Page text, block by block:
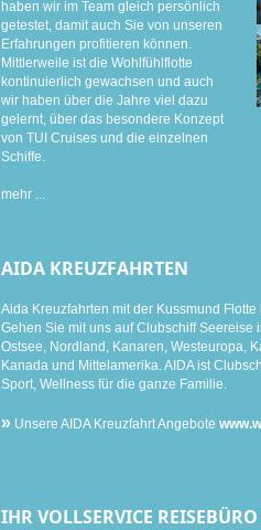
haben wir im Team gleich persönlich
getestet, damit auch Sie von unseren
Erfahrungen profitieren können.
Mittlerweile ist die Wohlfühlflotte
kontinuierlich gewachsen und auch
wir haben über die Jahre viel dazu
gelernt, über das besondere Konzept
von TUI Cruises und die einzelnen
Schiffe.
mehr ...
AIDA KREUZFAHRTEN
Aida Kreuzfahrten mit der Kussmund
Gehen Sie mit uns auf Clubschiff Seereise
Ostsee, Nordland, Kanaren, Westeuropa,
Kanada und Mittelamerika. AIDA ist
Sport, Wellness für die ganze Familie.
» Unsere AIDA Kreuzfahrt Angebote
IHR VOLLSERVICE REISEBÜRO